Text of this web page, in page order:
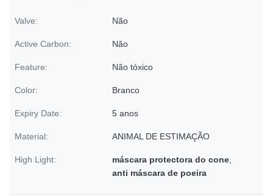
Valve: Não
Active Carbon: Não
Feature: Não tóxico
Color: Branco
Expiry Date: 5 anos
Material: ANIMAL DE ESTIMAÇÃO
High Light: máscara protectora do cone
anti máscara de poeira